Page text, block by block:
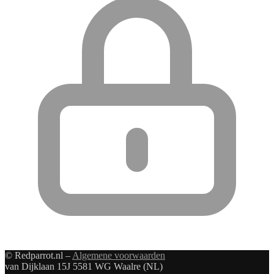
© Redparrot.nl – Algemene voorwaarden
van Dijklaan 15J 5581 WG Waalre (NL)